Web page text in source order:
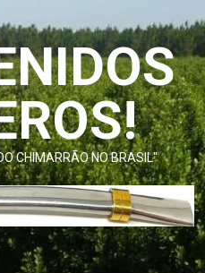
CHIMARRÃO NO BRASIL"